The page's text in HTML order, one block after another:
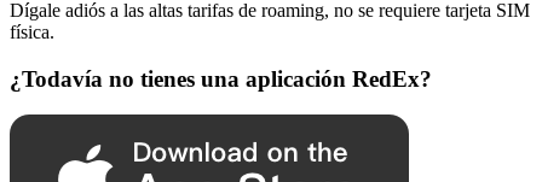
Dígale adiós a las altas tarifas de roaming, no se requiere tarjeta SIM
física.
¿Todavía no tienes una aplicación RedEx?